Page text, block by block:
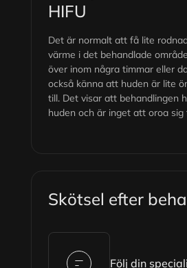
HIFU
Det är normalt att få lite
värme i det behandlade
över inom några timmar eller
också känna att huden är lite
till. Det visar att behandlingen
huden och är inget att oroa sig
Skötsel efter
Följ din